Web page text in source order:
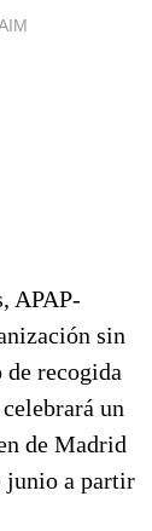
APAP-
sin
recogida
un
de Madrid
junio a partir